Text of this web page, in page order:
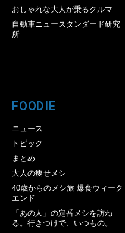
おしゃれな大人が乗るクルマ
自動車ニュースタンダード研究
所
FOODIE
ニュース
トピック
まとめ
大人の痩せメシ
40歳からのメシ旅 爆食ウィーク
エンド
「あの人」の定番メシを訪ね
る。行きつけで、いつもの。